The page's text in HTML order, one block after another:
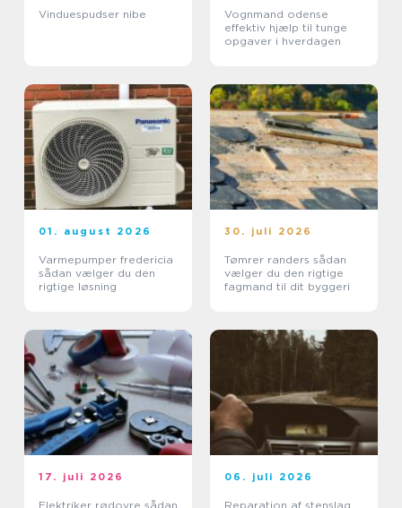
Vinduespudser nibe
Vognmand odense
effektiv hjælp til tunge
opgaver i hverdagen
01. august 2026
Varmepumper fredericia
sådan vælger du den
rigtige løsning
30. juli 2026
Tømrer randers sådan
vælger du den rigtige
fagmand til dit byggeri
17. juli 2026
Elektriker rødovre sådan
06. juli 2026
Reparation af stenslag